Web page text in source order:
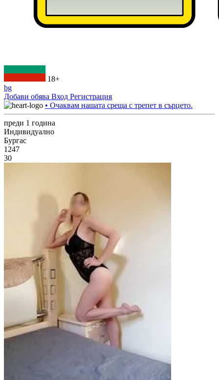
18+
bg
Добави обява Вход Регистрация
• Очаквам нашата среща с трепет в сърцето.
преди 1 година
Индивидуално
Бургас
1247
30